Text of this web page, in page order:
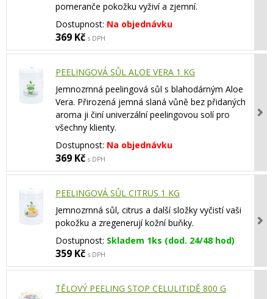
pomeranče pokožku vyživí a zjemní.
Dostupnost: Na objednávku
369 Kč s DPH
PEELINGOVÁ SŮL ALOE VERA 1 KG
Jemnozrnná peelingová sůl s blahodárným Aloe
Vera. Přirozená jemná slaná vůně bez přidaných
aroma ji činí univerzální peelingovou solí pro
všechny klienty.
Dostupnost: Na objednávku
369 Kč s DPH
PEELINGOVÁ SŮL CITRUS 1 KG
Jemnozrnná sůl, citrus a další složky vyčistí vaši
pokožku a zregenerují kožní buňky.
Dostupnost: Skladem 1ks (dod. 24/48 hod)
359 Kč s DPH
TĚLOVÝ PEELING STOP CELULITIDĚ 800 G